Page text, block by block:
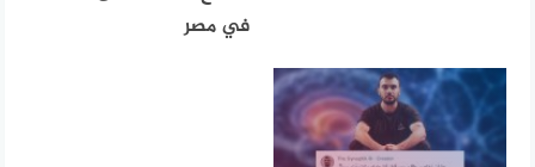
في مصر